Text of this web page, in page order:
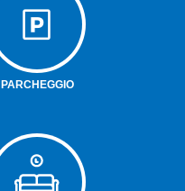
PARCHEGGIO